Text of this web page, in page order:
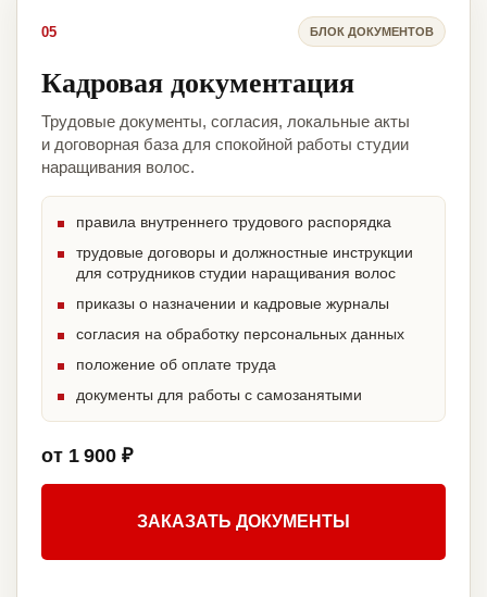
05 БЛОК ДОКУМЕНТОВ
Кадровая документация
Трудовые документы, согласия, локальные акты
и договорная база для спокойной работы студии
наращивания волос.
правила внутреннего трудового распорядка
трудовые договоры и должностные инструкции
для сотрудников студии наращивания волос
приказы о назначении и кадровые журналы
согласия на обработку персональных данных
положение об оплате труда
документы для работы с самозанятыми
от 1 900 ₽
ЗАКАЗАТЬ ДОКУМЕНТЫ